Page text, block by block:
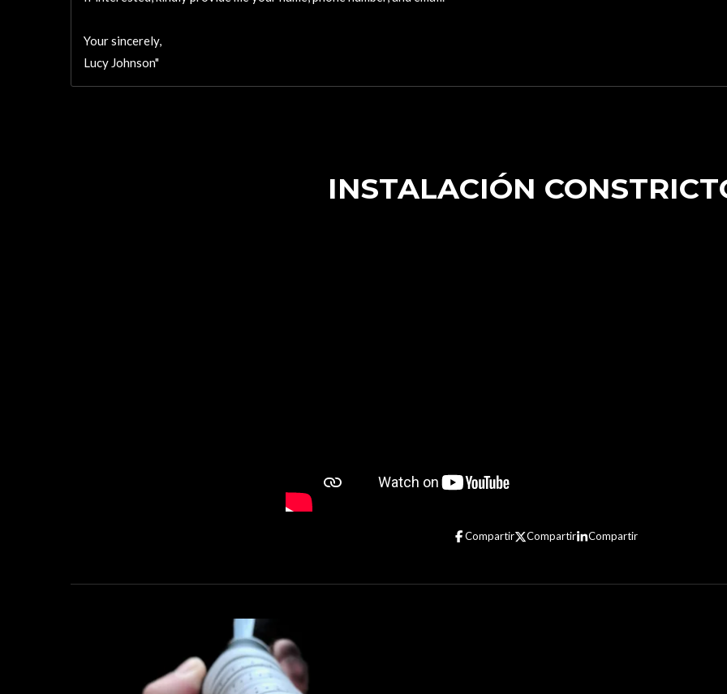
Your sincerely,
Lucy Johnson"
INSTALACIÓN
Compartir Compartir Compartir